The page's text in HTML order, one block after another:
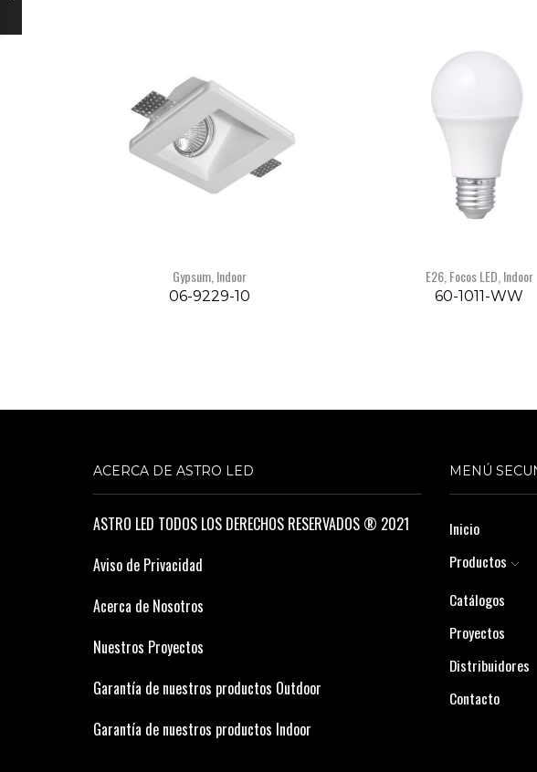
Gypsum Indoor
06-9229-10
E26, Focos LED Indoor
60-1011-WW
ACERCA DE ASTRO LED
ASTRO LED TODOS LOS DERECHOS RESERVADOS ® 2021
Aviso de Privacidad
Acerca de Nosotros
Nuestros Proyectos
Garantía de nuestros productos Outdoor
Garantía de nuestros productos Indoor
MENÚ
Inicio
Productos
Catálogos
Proyectos
Distribuidores
Contacto